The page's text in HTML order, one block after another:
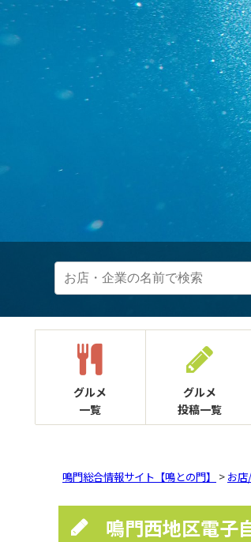
グルメ
一覧
グルメ
投稿一覧
鳴門総合情報サイト【鳴との門】 > お
鳴門西地区電子